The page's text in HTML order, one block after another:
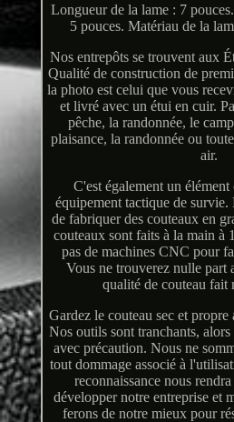
Longueur de la lame : 7
5 pouces. Matériau de la
Nos entrepôts se trouvent aux
Qualité de construction de
la photo est celui que vous
et livré avec un étui en cuir.
pêche, la randonnée, le
plaisance, la randonnée ou
air.
C'est également un
équipement tactique de
de fabriquer des couteaux en
couteaux sont faits à la main à
pas de machines CNC pour
Vous ne trouverez nulle part
qualité de couteau fait
Gardez le couteau sec et
Nos outils sont tranchants,
avec précaution. Nous ne
tout dommage associé à
reconnaissance nous
développer notre entreprise et
ferons de notre mieux pour